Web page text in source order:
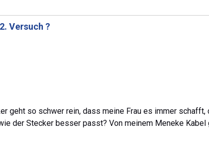
Versuch ?
geht so schwer rein, dass meine Frau es immer
der Stecker besser passt? Von meinem Meneke